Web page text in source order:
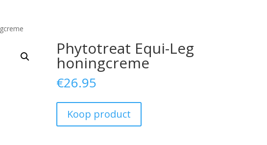
Phytotreat Equi-Leg
honingcreme
€26.95
Koop product